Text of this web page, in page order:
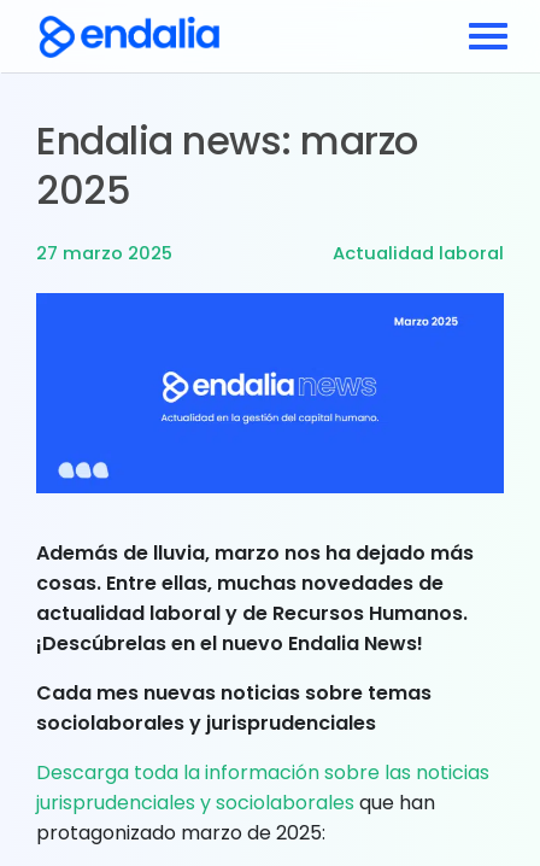
Endalia news: marzo
2025
27 marzo 2025 Actualidad laboral
Además de lluvia, marzo nos ha dejado más
cosas. Entre ellas, muchas novedades de
actualidad laboral y de Recursos Humanos.
¡Descúbrelas en el nuevo Endalia News!
Cada mes nuevas noticias sobre temas
sociolaborales y jurisprudenciales
Descarga toda la información sobre las noticias
jurisprudenciales y sociolaborales que han
protagonizado marzo de 2025: